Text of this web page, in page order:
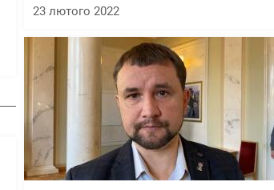
23 лютого 2022